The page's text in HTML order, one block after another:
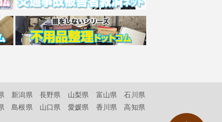
新潟県 長野県 山梨県 富山県
石川県
島根県 山口県 愛媛県 香川県 高知県